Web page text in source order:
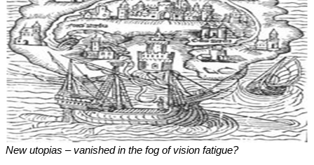
New utopias – vanished in the fog of vision fatigue?